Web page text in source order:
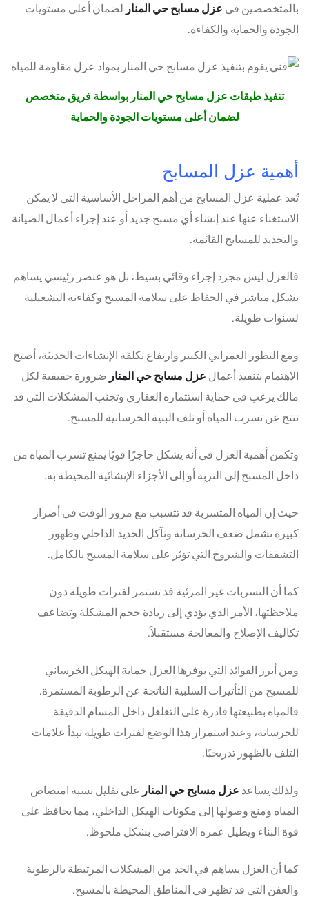
بالمتخصصين في عزل مسابح حي المنار لضمان أعلى مستويات
الجودة والحماية والكفاءة.
تنفيذ طبقات عزل مسابح حي المنار بواسطة فريق متخصص
لضمان أعلى مستويات الجودة والحماية
أهمية عزل المسابح
تُعد عملية عزل المسابح من أهم المراحل الأساسية التي لا يمكن
الاستغناء عنها عند إنشاء أي مسبح جديد أو عند إجراء أعمال الصيانة
والتجديد للمسابح القائمة.
فالعزل ليس مجرد إجراء وقائي بسيط، بل هو عنصر رئيسي يساهم
بشكل مباشر في الحفاظ على سلامة المسبح وكفاءته التشغيلية
لسنوات طويلة.
ومع التطور العمراني الكبير وارتفاع تكلفة الإنشاءات الحديثة، أصبح
الاهتمام بتنفيذ أعمال عزل مسابح حي المنار ضرورة حقيقية لكل
مالك يرغب في حماية استثماره العقاري وتجنب المشكلات التي قد
تنتج عن تسرب المياه أو تلف البنية الخرسانية للمسبح.
وتكمن أهمية العزل في أنه يشكل حاجزًا قويًا يمنع تسرب المياه من
داخل المسبح إلى التربة أو إلى الأجزاء الإنشائية المحيطة به.
حيث إن المياه المتسربة قد تتسبب مع مرور الوقت في أضرار
كبيرة تشمل ضعف الخرسانة وتآكل الحديد الداخلي وظهور
التشققات والشروخ التي تؤثر على سلامة المسبح بالكامل.
كما أن التسربات غير المرئية قد تستمر لفترات طويلة دون
ملاحظتها، الأمر الذي يؤدي إلى زيادة حجم المشكلة وتضاعف
تكاليف الإصلاح والمعالجة مستقبلاً.
ومن أبرز الفوائد التي يوفرها العزل حماية الهيكل الخرساني
للمسبح من التأثيرات السلبية الناتجة عن الرطوبة المستمرة.
فالمياه بطبيعتها قادرة على التغلغل داخل المسام الدقيقة
للخرسانة، وعند استمرار هذا الوضع لفترات طويلة تبدأ علامات
التلف بالظهور تدريجيًا.
ولذلك يساعد عزل مسابح حي المنار على تقليل نسبة امتصاص
المياه ومنع وصولها إلى مكونات الهيكل الداخلي، مما يحافظ على
قوة البناء ويطيل عمره الافتراضي بشكل ملحوظ.
كما أن العزل يساهم في الحد من المشكلات المرتبطة بالرطوبة
والعفن التي قد تظهر في المناطق المحيطة بالمسبح.